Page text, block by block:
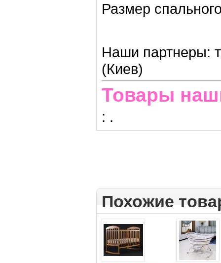
Размер
Наши партнеры:
(Киев)
Товары
: .
Похожие